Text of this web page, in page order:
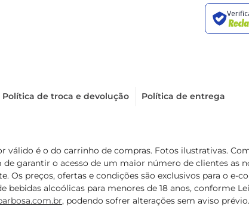
Política de troca e devolução Política de entrega
válido é o do carrinho de compras. Fotos ilustrativas.
garantir o acesso de um maior número de clientes as
preços, ofertas e condições são exclusivos para o e-
alcoólicas para menores de 18 anos, conforme
, podendo sofrer alterações sem aviso